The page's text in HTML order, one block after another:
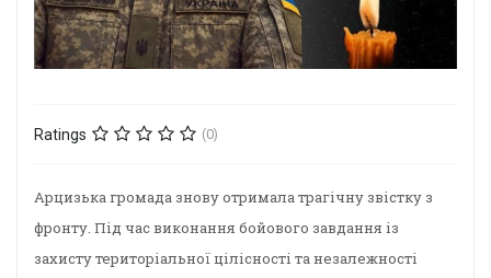
Ratings (0)
Арцизька громада знову отримала трагічну звістку з
фронту. Під час виконання бойового завдання із
захисту територіальної цілісності та незалежності